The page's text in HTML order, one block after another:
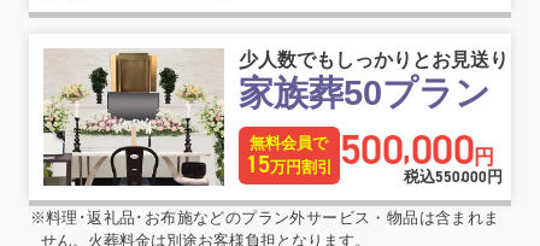
少人数でもしっかりとお見送り
家族葬50プラン
無料会員で
15万円割引 500,000円
税込550,000円
※料理･返礼品･お布施などのプラン外サービス・物品は含まれま
せん。火葬料金は別途お客様負担となります。